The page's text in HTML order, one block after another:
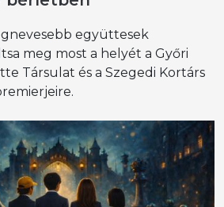
együttesek
meg most a helyét a Győri
Társulat és a Szegedi Kortárs